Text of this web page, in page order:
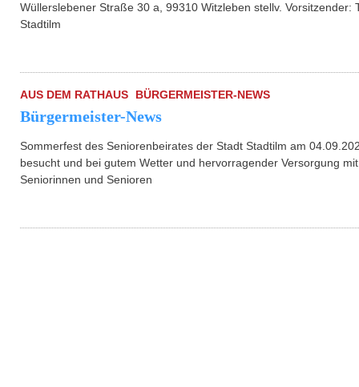
Wüllerslebener Straße 30 a, 99310 Witzleben stellv.
Stadtilm
AUS DEM RATHAUS BÜRGERMEISTER-NEWS
Bürgermeister-News
Sommerfest des Seniorenbeirates der Stadt Stadtilm am
besucht und bei gutem Wetter und hervorragender Versorgung
Seniorinnen und Senioren